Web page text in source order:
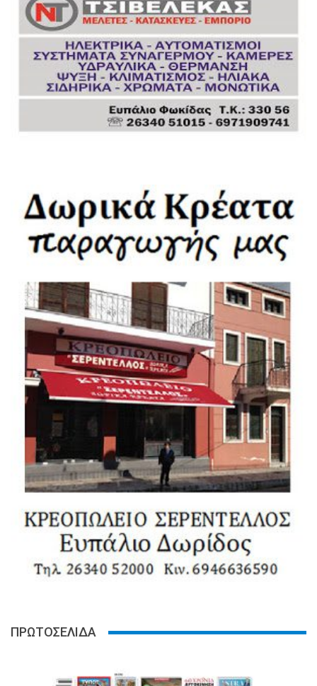
ΠΡΩΤΟΣΕΛΙΔΑ